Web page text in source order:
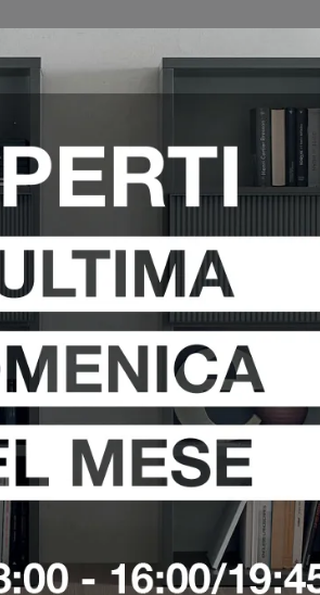
Sangiacomo Pomezia Comodini
Richiedi